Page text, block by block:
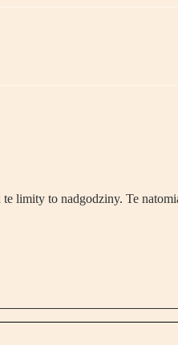
limity to nadgodziny. Te